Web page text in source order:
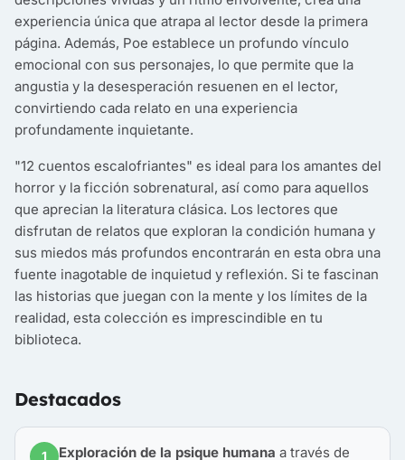
experiencia única que atrapa al lector desde la primera
página. Además, Poe establece un profundo vínculo
emocional con sus personajes, lo que permite que la
angustia y la desesperación resuenen en el lector,
convirtiendo cada relato en una experiencia
profundamente inquietante.
"12 cuentos escalofriantes" es ideal para los amantes del
horror y la ficción sobrenatural, así como para aquellos
que aprecian la literatura clásica. Los lectores que
disfrutan de relatos que exploran la condición humana y
sus miedos más profundos encontrarán en esta obra una
fuente inagotable de inquietud y reflexión. Si te fascinan
las historias que juegan con la mente y los límites de la
realidad, esta colección es imprescindible en tu
biblioteca.
Destacados
1 Exploración de la psique humana a través de